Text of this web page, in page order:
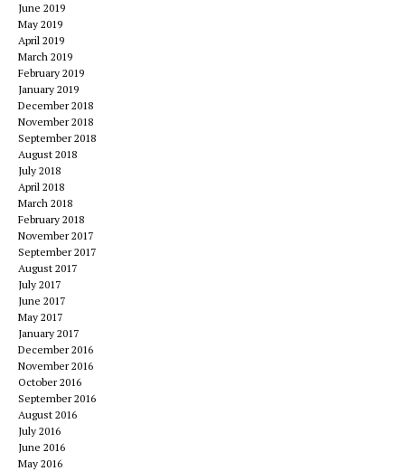
June 2019
May 2019
April 2019
March 2019
February 2019
January 2019
December 2018
November 2018
September 2018
August 2018
July 2018
April 2018
March 2018
February 2018
November 2017
September 2017
August 2017
July 2017
June 2017
May 2017
January 2017
December 2016
November 2016
October 2016
September 2016
August 2016
July 2016
June 2016
May 2016